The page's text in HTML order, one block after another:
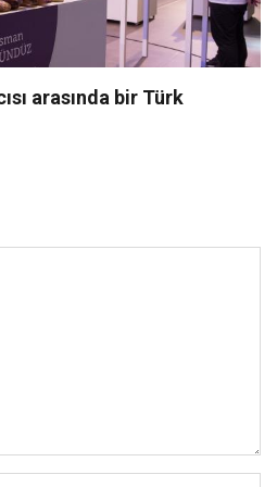
arasında bir Türk